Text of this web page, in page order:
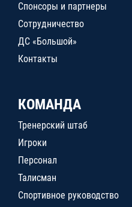
Спонсоры и партнеры
Сотрудничество
ДС «Большой»
Контакты
КОМАНДА
Тренерский штаб
Игроки
Персонал
Талисман
Спортивное руководство